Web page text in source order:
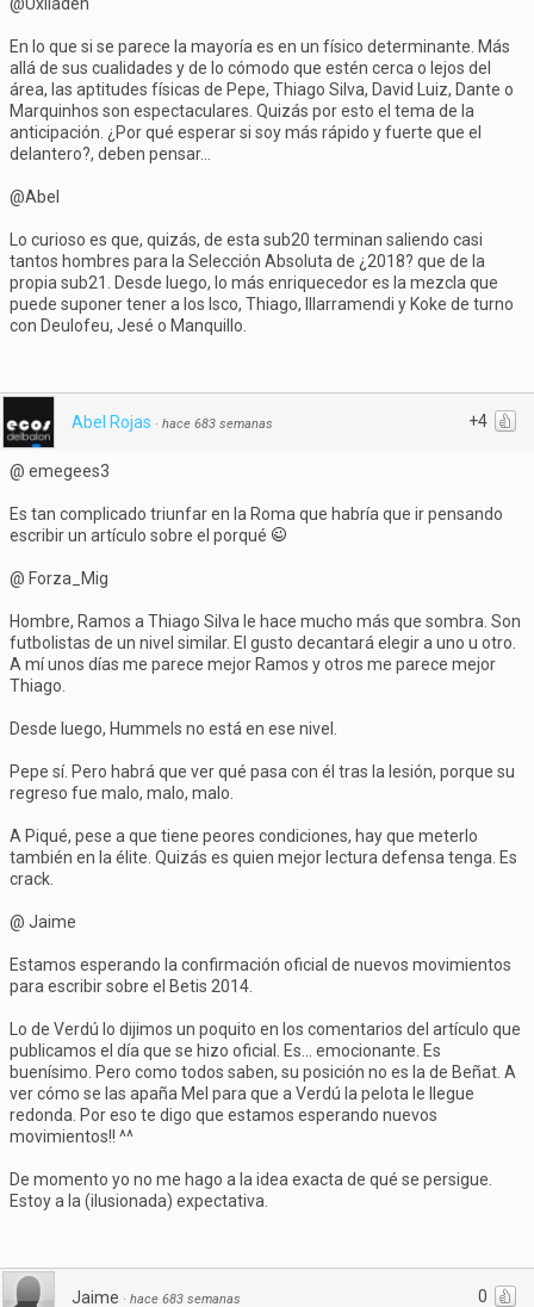
En lo que si se parece la mayoría es en un físico determinante. Más
allá de sus cualidades y de lo cómodo que estén cerca o lejos del
área, las aptitudes físicas de Pepe, Thiago Silva, David Luiz, Dante o
Marquinhos son espectaculares. Quizás por esto el tema de la
anticipación. ¿Por qué esperar si soy más rápido y fuerte que el
delantero?, deben pensar...
@Abel
Lo curioso es que, quizás, de esta sub20 terminan saliendo casi
tantos hombres para la Selección Absoluta de ¿2018? que de la
propia sub21. Desde luego, lo más enriquecedor es la mezcla que
puede suponer tener a los Isco, Thiago, Illarramendi y Koke de turno
con Deulofeu, Jesé o Manquillo.
+4
Abel Rojas · hace 683 semanas
@ emegees3
Es tan complicado triunfar en la Roma que habría que ir pensando
escribir un artículo sobre el porqué
@ Forza_Mig
Hombre, Ramos a Thiago Silva le hace mucho más que sombra. Son
futbolistas de un nivel similar. El gusto decantará elegir a uno u otro.
A mí unos días me parece mejor Ramos y otros me parece mejor
Thiago.
Desde luego, Hummels no está en ese nivel.
Pepe sí. Pero habrá que ver qué pasa con él tras la lesión, porque su
regreso fue malo, malo, malo.
A Piqué, pese a que tiene peores condiciones, hay que meterlo
también en la élite. Quizás es quien mejor lectura defensa tenga. Es
crack.
@ Jaime
Estamos esperando la confirmación oficial de nuevos movimientos
para escribir sobre el Betis 2014.
Lo de Verdú lo dijimos un poquito en los comentarios del artículo que
publicamos el día que se hizo oficial. Es... emocionante. Es
buenísimo. Pero como todos saben, su posición no es la de Beñat. A
ver cómo se las apaña Mel para que a Verdú la pelota le llegue
redonda. Por eso te digo que estamos esperando nuevos
movimientos!! ^^
De momento yo no me hago a la idea exacta de qué se persigue.
Estoy a la (ilusionada) expectativa.
0
Jaime · hace 683 semanas